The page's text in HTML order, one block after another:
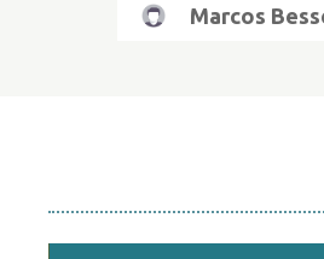
Marcos